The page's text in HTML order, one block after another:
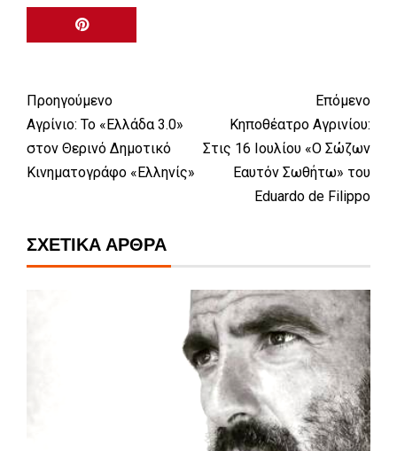
Προηγούμενο
Αγρίνιο: Το «Ελλάδα 3.0»
στον Θερινό Δημοτικό
Κινηματογράφο «Ελληνίς»
Επόμενο
Κηποθέατρο Αγρινίου:
Στις 16 Ιουλίου «Ο Σώζων
Εαυτόν Σωθήτω» του
Eduardo de Filippo
ΣΧΕΤΙΚΆ ΆΡΘΡΑ